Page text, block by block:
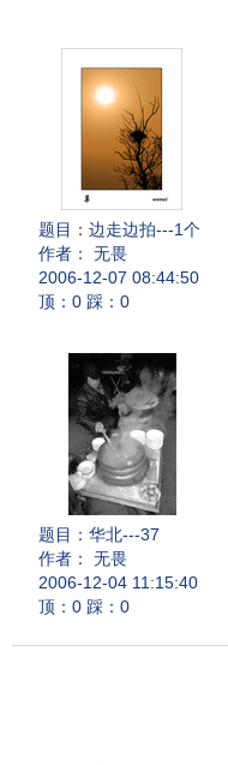
题目： 边走边拍---1个
作者： 无畏
2006-12-07 08:44:50
顶：0 踩：0
题目： 华北---37
作者： 无畏
2006-12-04 11:15:40
顶：0 踩：0